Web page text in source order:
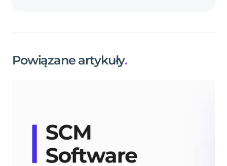
Powiązane artykuły.